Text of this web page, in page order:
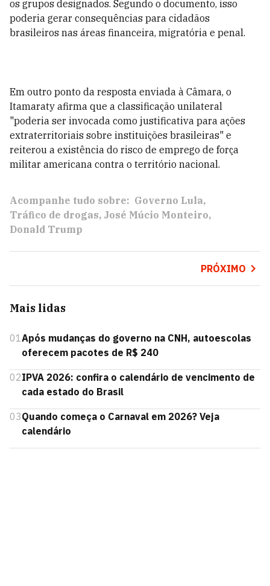
os grupos designados. Segundo o documento, isso
poderia gerar consequências para cidadãos
brasileiros nas áreas financeira, migratória e penal.
Em outro ponto da resposta enviada à Câmara, o
Itamaraty afirma que a classificação unilateral
"poderia ser invocada como justificativa para ações
extraterritoriais sobre instituições brasileiras" e
reiterou a existência do risco de emprego de força
militar americana contra o território nacional.
Acompanhe tudo sobre: Governo Lula
Tráfico de drogas José Múcio Monteiro
Donald Trump
PRÓXIMO
Mais lidas
01Após mudanças do governo na CNH, autoescolas
oferecem pacotes de R$ 240
02IPVA 2026: confira o calendário de vencimento de
cada estado do Brasil
03Quando começa o Carnaval em 2026? Veja
calendário